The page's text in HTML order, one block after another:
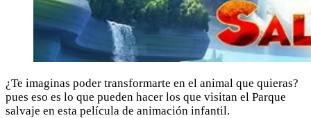
¿Te imaginas poder transformarte en el animal que quieras?
pues eso es lo que pueden hacer los que visitan el Parque
salvaje en esta película de animación infantil.